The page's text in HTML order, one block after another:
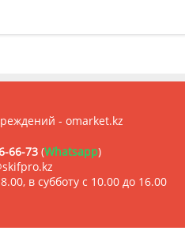
- omarket.kz
66-73(Whatsapp)
в субботу с 10.00 до 16.00